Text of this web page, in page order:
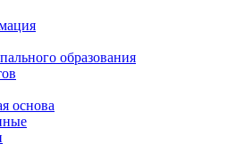
образования
основа